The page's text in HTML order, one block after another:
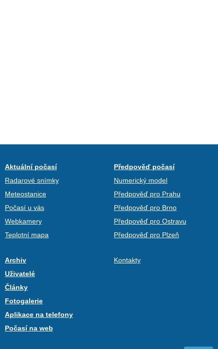
Aktuální počasí
Radarové snímky
Meteostanice
Počasí u vás
Webkamery
Teplotní mapa
Předpověď počasí
Numerický model
Předpověď pro Prahu
Předpověď pro Brno
Předpověď pro Ostravu
Předpověď pro Plzeň
Archiv
Uživatelé
Články
Fotogalerie
Aplikace na telefony
Počasí na web
Kontakty